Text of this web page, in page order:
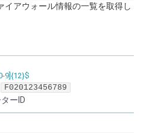
イアウォール情報の一覧を取得し
9]{12}$
F020123456789
ーID